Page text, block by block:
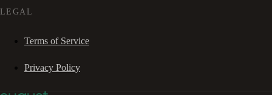
LEGAL
Terms of Service
Privacy Policy